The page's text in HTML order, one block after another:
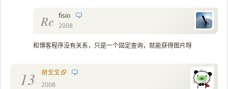
Re fisio
2008
和博客程序没有关系，只是一个固定查询，就能获得图片呀
13
胡戈戈
2008